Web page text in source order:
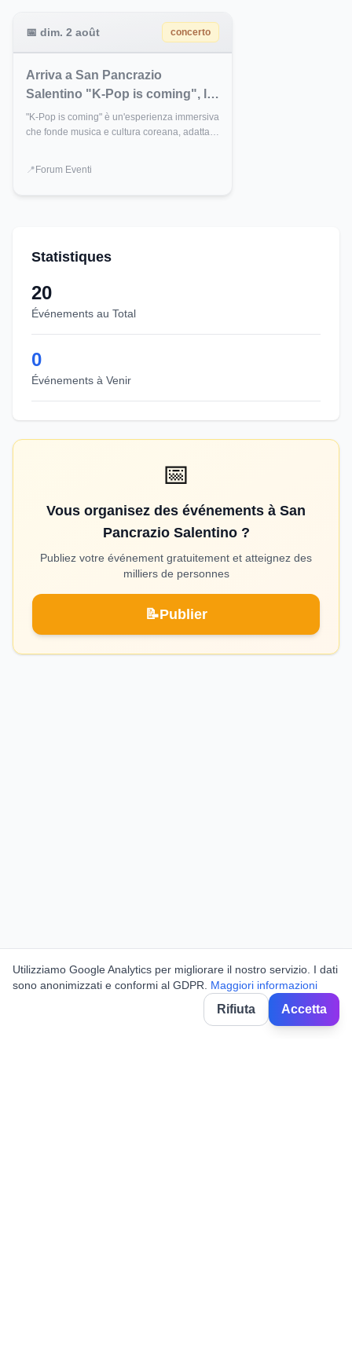
Utilizziamo Google Analytics per migliorare il nostro servizio. I dati
sono anonimizzati e conformi al GDPR.
Maggiori informazioni
Rifiuta Accetta
📅 dim. 2 août concerto
Arriva a San Pancrazio
Salentino "K-Pop is coming", lo
show evento sul fenomeno
coreano
"K-Pop is coming" è un'esperienza immersiva
che fonde musica e cultura coreana, adatta a
📍 Forum Eventi
Statistiques
20
Événements au Total
0
Événements à Venir
📅
Vous organisez des événements à San
Pancrazio Salentino ?
Publiez votre événement gratuitement et atteignez des
milliers de personnes
📝Publier